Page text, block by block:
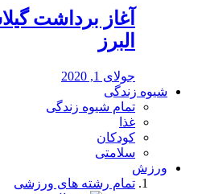
آغاز برداشت
البرز
جولای 1, 2020
شیوه زندگی
تمام شیوه زندگی
غذا
کودکان
سلامتی
ورزش
تمام رشته های ورزشی